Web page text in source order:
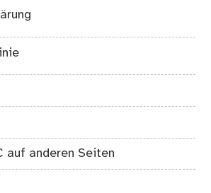
auf anderen Seiten